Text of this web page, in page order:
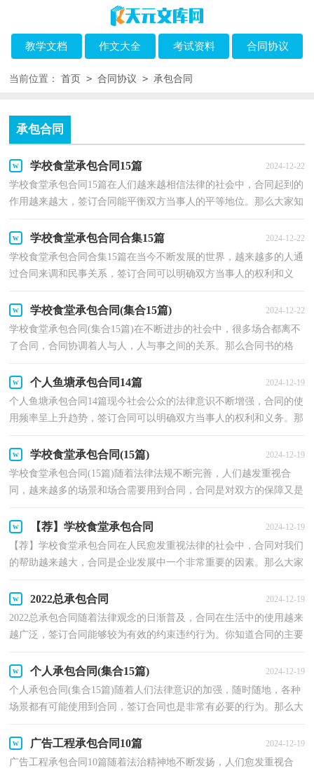
教学文档 作文大全 考试资料 合同协议
当前位置： 首页 > 合同协议 > 承包合同
承包合同
学校食堂承包合同15篇 2024-12-22
学校食堂承包合同15篇在人们越来越相信法律的社会中，合同起到的
作用越来越大，签订合同能平衡双方当事人的平等地位。那么大家知
学校食堂承包合同合集15篇 2024-12-22
学校食堂承包合同合集15篇在当今不断发展的世界，越来越多的人通
过合同来调和民事关系，签订合同可以明确双方当事人的权利和义
学校食堂承包合同(集合15篇) 2024-12-22
学校食堂承包合同(集合15篇)在不断进步的社会中，很多场合都离不
了合同，合同协调着人与人，人与事之间的关系。那么合同书的格
个人鱼塘承包合同14篇 2024-12-19
个人鱼塘承包合同14篇现今社会公众的法律意识不断增强，合同的使
用频率呈上升趋势，签订合同可以明确双方当事人的权利和义务。那
学校食堂承包合同(15篇) 2024-12-19
学校食堂承包合同(15篇)随着法律法规不断完善，人们越发重视合
同，越来越多的场景和场合需要用到合同，合同是对双方的保障又是
【荐】学校食堂承包合同 2024-12-19
【荐】学校食堂承包合同在人民愈发重视法律的社会中，合同对我们
的帮助越来越大，合同是企业发展中一个非常重要的因素。那么大家
2022总承包合同 2024-12-19
2022总承包合同随着法律观念的日渐普及，合同在生活中的使用越来
越广泛，签订合同能够较为有效的约束违约行为。你知道合同的主要
个人承包合同(集合15篇) 2024-12-19
个人承包合同(集合15篇)随着人们法律意识的加强，随时随地，各种
场景都有可能使用到合同，签订合同也是非常有必要的行为。那么大
广告工程承包合同10篇 2024-12-19
广告工程承包合同10篇随着法治精神地不断发扬，人们愈发重视合